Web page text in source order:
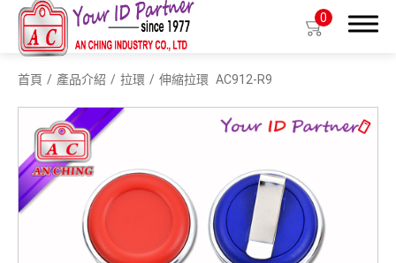
0
首頁 產品介紹 拉環 伸縮拉環 AC912-R9
產品介紹
生物基質塑膠識別證套